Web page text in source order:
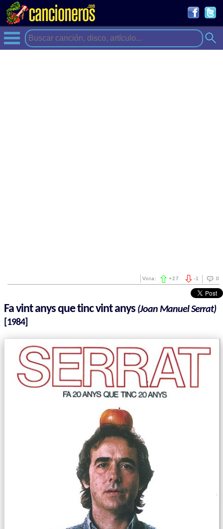
0
-1
Vota: +27
Fa vint anys que tinc vint anys (Joan Manuel Serrat)
[1984]